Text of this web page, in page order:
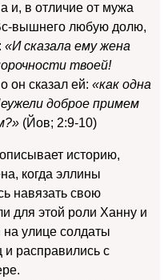
и, в отличие от мужа
вышнего любую долю,
«И сказала ему жена
твоей!
он сказал ей: «как одна
доброе примем
(Йов; 2:9-10)
историю,
когда эллины
навязать свою
для этой роли Ханну и
на улице солдаты
расправились с